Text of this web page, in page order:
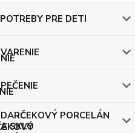
POTREBY PRE DETI
VARENIE
PEČENIE
DARČEKOVÝ PORCELÁN
A SKLO